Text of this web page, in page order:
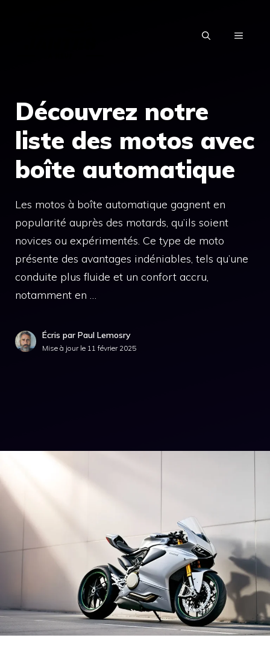
MENU
Découvrez notre
liste des motos avec
boîte automatique
Les motos à boîte automatique gagnent en
popularité auprès des motards, qu’ils soient
novices ou expérimentés. Ce type de moto
présente des avantages indéniables, tels qu’une
conduite plus fluide et un confort accru,
notamment en …
Écris par Paul Lemosry
Mise à jour le 11 février 2025